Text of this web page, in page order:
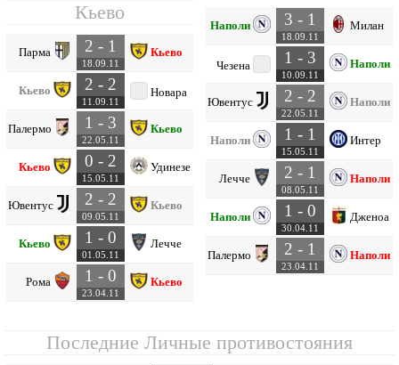
Кьево
Парма 2 - 1
18.09.11
Кьево
Кьево 2 - 2
11.09.11
Новара
Палермо 1 - 3
22.05.11
Кьево
Кьево 0 - 2
15.05.11
Удинезе
Ювентус 2 - 2
09.05.11
Кьево
Кьево 1 - 0
01.05.11
Лечче
Рома 1 - 0
23.04.11
Кьево
Наполи 3 - 1
18.09.11
Милан
Чезена 1 - 3
10.09.11
Наполи
Ювентус 2 - 2
22.05.11
Наполи
Наполи 1 - 1
15.05.11
Интер
Лечче 2 - 1
08.05.11
Наполи
Наполи 1 - 0
30.04.11
Дженоа
Палермо 2 - 1
23.04.11
Наполи
Последние Личные противостояния